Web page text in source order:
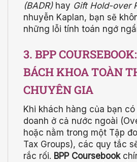
(BADR)hay Gift Hold-over
nhuyễn Kaplan, bạn sẽ
những lỗi tính toán ngớ
3. BPP
BÁCH KHOA TOÀN
CHUYÊN GIA
Khi khách hàng của bạn
doanh ở cả nước ngoài
hoặc nằm trong một Tập
Tax Groups), các quy tắc
rắc rối. BPP Coursebook